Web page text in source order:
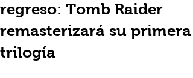
regreso: Tomb Raider
remasterizará su primera
trilogía